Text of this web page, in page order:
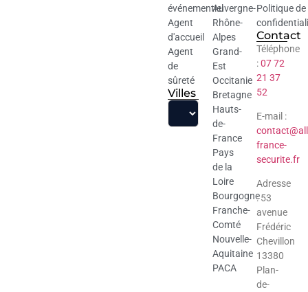
événementiel
Agent
d'accueil
Agent
de
sûreté
Villes
Auvergne-
Rhône-
Alpes
Grand-
Est
Occitanie
Bretagne
Hauts-
de-
France
Pays
de la
Loire
Bourgogne
Franche-
Comté
Nouvelle-
Aquitaine
PACA
Politique de
Contact
Téléphone
:07 72
21 37
52
E-mail :
france-
securite.fr
Adresse
: 53
avenue
Frédéric
Chevillon
13380
Plan-
de-